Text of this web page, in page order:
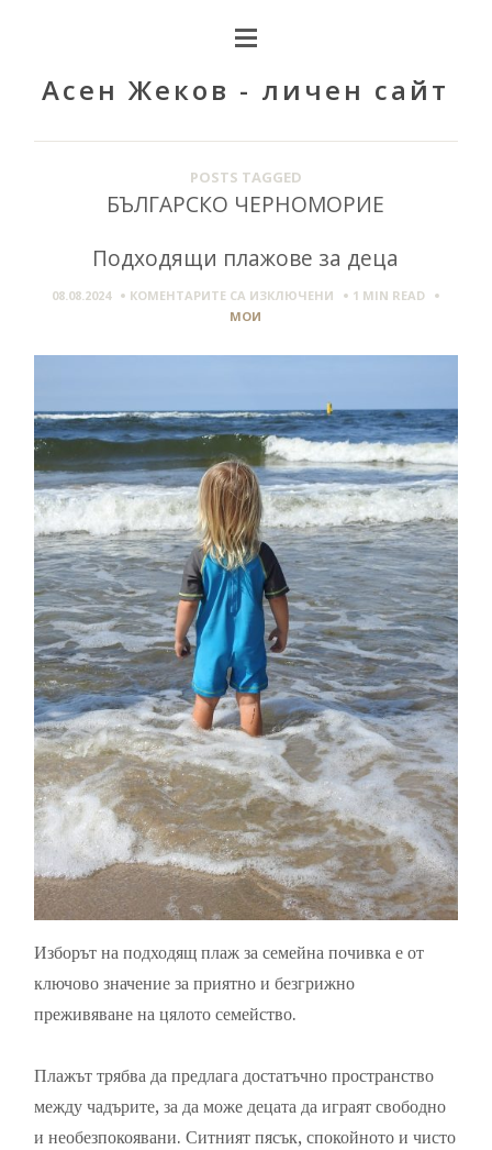
Асен Жеков - личен сайт
POSTS TAGGED
БЪЛГАРСКО ЧЕРНОМОРИЕ
Подходящи плажове за деца
08.08.2024 КОМЕНТАРИТЕ СА ИЗКЛЮЧЕНИЗА
ЗА
1 MIN READ
МОИ
Изборът на подходящ плаж за семейна почивка е от
ключово значение за приятно и безгрижно
преживяване на цялото семейство.
Плажът трябва да предлага достатъчно пространство
между чадърите, за да може децата да играят свободно
и необезпокоявани. Ситният пясък, спокойното и чисто